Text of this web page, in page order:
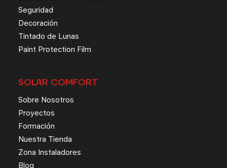
Seguridad
Decoración
Tintado de Lunas
Paint Protection Film
SOLAR COMFORT
Sobre Nosotros
Proyectos
Formación
Nuestra Tienda
Zona Instaladores
Blog